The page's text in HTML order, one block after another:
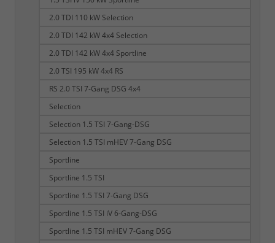
2.0 TDI 110 kW Selection
2.0 TDI 142 kW 4x4 Selection
2.0 TDI 142 kW 4x4 Sportline
2.0 TSI 195 kW 4x4 RS
RS 2.0 TSI 7-Gang DSG 4x4
Selection
Selection 1.5 TSI 7-Gang-DSG
Selection 1.5 TSI mHEV 7-Gang DSG
Sportline
Sportline 1.5 TSI
Sportline 1.5 TSI 7-Gang DSG
Sportline 1.5 TSI iV 6-Gang-DSG
Sportline 1.5 TSI mHEV 7-Gang DSG